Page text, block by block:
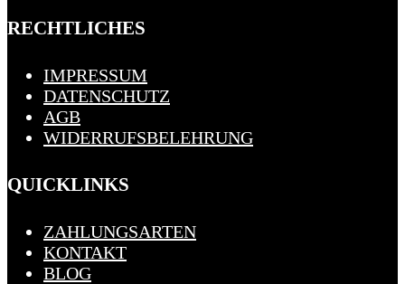
RECHTLICHES
IMPRESSUM
DATENSCHUTZ
AGB
WIDERRUFSBELEHRUNG
QUICKLINKS
ZAHLUNGSARTEN
KONTAKT
BLOG